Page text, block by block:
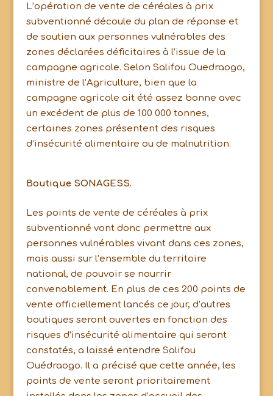
L’opération de vente de céréales à prix
subventionné découle du plan de réponse et
de soutien aux personnes vulnérables des
zones déclarées déficitaires à l’issue de la
campagne agricole. Selon Salifou Ouedraogo,
ministre de l’Agriculture, bien que la
campagne agricole ait été assez bonne avec
un excédent de plus de 100 000 tonnes,
certaines zones présentent des risques
d’insécurité alimentaire ou de malnutrition.
Boutique SONAGESS.
Les points de vente de céréales à prix
subventionné vont donc permettre aux
personnes vulnérables vivant dans ces zones,
mais aussi sur l’ensemble du territoire
national, de pouvoir se nourrir
convenablement. En plus de ces 200 points de
vente officiellement lancés ce jour, d’autres
boutiques seront ouvertes en fonction des
risques d’insécurité alimentaire qui seront
constatés, a laissé entendre Salifou
Ouédraogo. Il a précisé que cette année, les
points de vente seront prioritairement